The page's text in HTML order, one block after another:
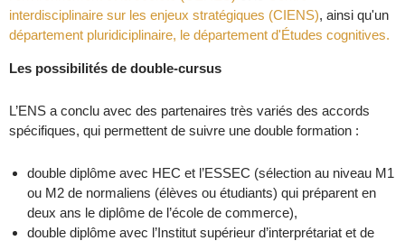
interdisciplinaire sur les enjeux stratégiques (CIENS), ainsi qu'un
département pluridiciplinaire, le département d'Études cognitives.
Les possibilités de double-cursus
L’ENS a conclu avec des partenaires très variés des accords
spécifiques, qui permettent de suivre une double formation :
double diplôme avec HEC et l’ESSEC (sélection au niveau M1
ou M2 de normaliens (élèves ou étudiants) qui préparent en
deux ans le diplôme de l’école de commerce),
double diplôme avec l’Institut supérieur d’interprétariat et de